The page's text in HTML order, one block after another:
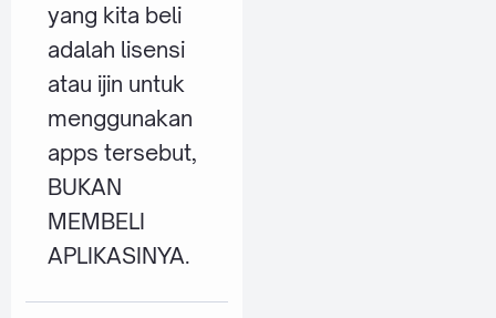
yang kita beli
adalah lisensi
atau ijin untuk
menggunakan
apps tersebut,
BUKAN
MEMBELI
APLIKASINYA.